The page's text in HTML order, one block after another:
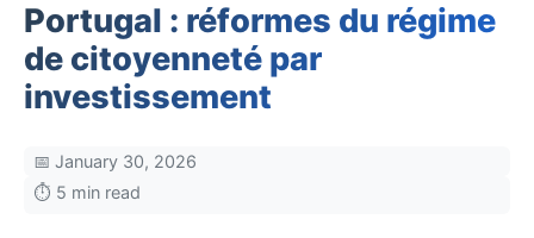
Portugal : réformes du régime
de citoyenneté par
investissement
📅 January 30, 2026
⏱️ 5 min read